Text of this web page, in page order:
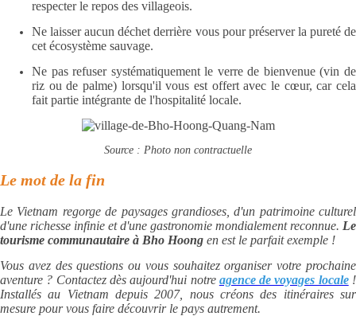
respecter le repos des villageois.
Ne laisser aucun déchet derrière vous pour préserver la pureté de
cet écosystème sauvage.
Ne pas refuser systématiquement le verre de bienvenue (vin de
riz ou de palme) lorsqu'il vous est offert avec le cœur, car cela
fait partie intégrante de l'hospitalité locale.
Source : Photo non contractuelle
Le mot de la fin
Le Vietnam regorge de paysages grandioses, d'un patrimoine culturel
d'une richesse infinie et d'une gastronomie mondialement reconnue. Le
tourisme communautaire à Bho Hoong en est le parfait exemple !
Vous avez des questions ou vous souhaitez organiser votre prochaine
aventure ? Contactez dès aujourd'hui notre agence de voyages locale!
Installés au Vietnam depuis 2007, nous créons des itinéraires sur
mesure pour vous faire découvrir le pays autrement.